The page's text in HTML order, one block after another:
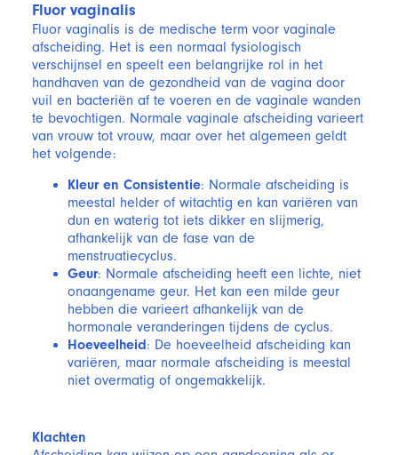
Fluor vaginalis
Fluor vaginalis is de medische term voor vaginale
afscheiding. Het is een normaal fysiologisch
verschijnsel en speelt een belangrijke rol in het
handhaven van de gezondheid van de vagina door
vuil en bacteriën af te voeren en de vaginale wanden
te bevochtigen. Normale vaginale afscheiding varieert
van vrouw tot vrouw, maar over het algemeen geldt
het volgende:
Kleur en Consistentie: Normale afscheiding is
meestal helder of witachtig en kan variëren van
dun en waterig tot iets dikker en slijmerig,
afhankelijk van de fase van de
menstruatiecyclus.
Geur: Normale afscheiding heeft een lichte, niet
onaangename geur. Het kan een milde geur
hebben die varieert afhankelijk van de
hormonale veranderingen tijdens de cyclus.
Hoeveelheid: De hoeveelheid afscheiding kan
variëren, maar normale afscheiding is meestal
niet overmatig of ongemakkelijk.
Klachten